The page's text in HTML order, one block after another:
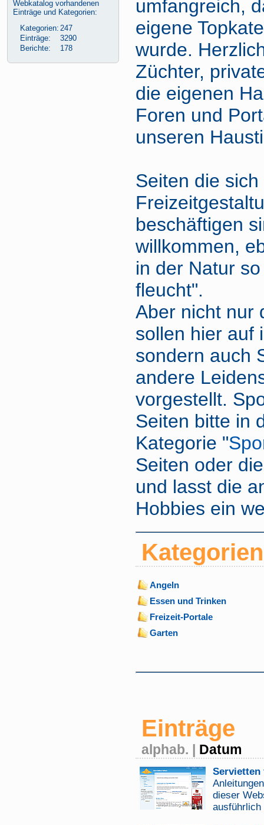
umfangreich,
eigene
wurde.
Züchter,
die eigenen
Foren und
unseren
Seiten die
beschäftigen
willkommen,
in der Natur
fleucht".
Aber nicht nur
sollen hier auf
sondern auch
andere
vorgestellt.
Seiten bitte in
Kategorie "
Seiten oder
und lasst die
Hobbies ein
Kategorien
Angeln
Essen und Trinken
Freizeit-Portale
Garten
Einträge
alphab. | Datum
Servietten
dieser
Webkatalog vorhandenen
Einträge und Kategorien:
Kategorien: 247
Einträge:
3290
Berichte:
178